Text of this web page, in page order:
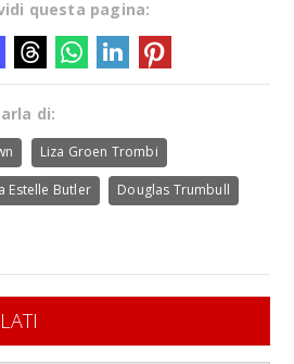
questa pagina:
di:
Liza Groen Trombi
Estelle Butler Douglas Trumbull